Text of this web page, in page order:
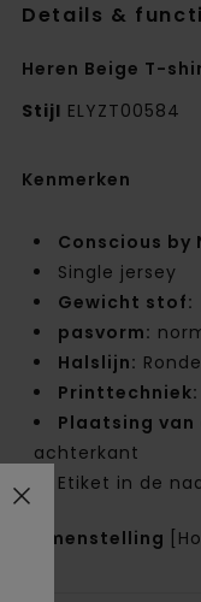
Details &
Heren Beige T-
Stijl ELYZT00584
Kenmerken
Conscious by
Single jersey
Gewicht stof:
pasvorm:
Halslijn:
Printtechniek:
Plaatsing van
achterkant
Etiket in de
Samenstelling